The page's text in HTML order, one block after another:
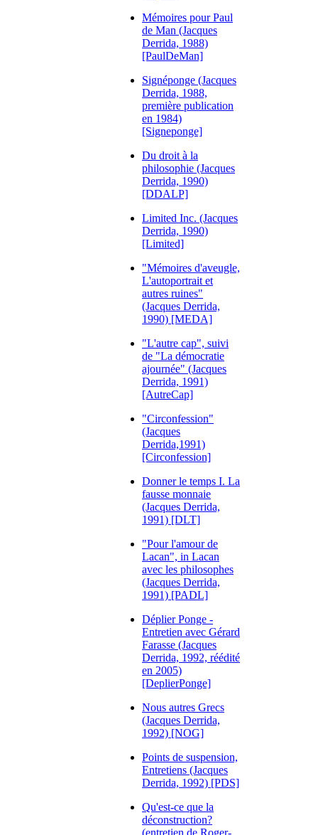
Mémoires pour Paul
de Man (Jacques
Derrida, 1988)
[PaulDeMan]
Signéponge (Jacques
Derrida, 1988,
première publication
en 1984)
[Signeponge]
Du droit à la
philosophie (Jacques
Derrida, 1990)
[DDALP]
Limited Inc. (Jacques
Derrida, 1990)
[Limited]
"Mémoires d'aveugle,
L'autoportrait et
autres ruines"
(Jacques Derrida,
1990) [MEDA]
"L'autre cap", suivi
de "La démocratie
ajournée" (Jacques
Derrida, 1991)
[AutreCap]
"Circonfession"
(Jacques
Derrida,1991)
[Circonfession]
Donner le temps I. La
fausse monnaie
(Jacques Derrida,
1991) [DLT]
"Pour l'amour de
Lacan", in Lacan
avec les philosophes
(Jacques Derrida,
1991) [PADL]
Déplier Ponge -
Entretien avec Gérard
Farasse (Jacques
Derrida, 1992, réédité
en 2005)
[DeplierPonge]
Nous autres Grecs
(Jacques Derrida,
1992) [NOG]
Points de suspension,
Entretiens (Jacques
Derrida, 1992) [PDS]
Qu'est-ce que la
déconstruction?
(entretien de Roger-